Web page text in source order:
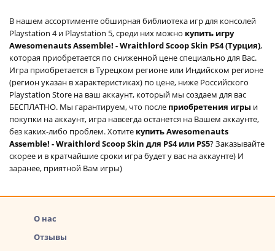
В нашем ассортименте обширная библиотека игр для консолей
Playstation 4 и Playstation 5, среди них можно купить игру
Awesomenauts Assemble! - Wraithlord Scoop Skin PS4 (Турция),
которая приобретается по сниженной цене специально для Вас.
Игра приобретается в Турецком регионе или Индийском регионе
(регион указан в характеристиках) по цене, ниже Российского
Playstation Store на ваш аккаунт, который мы создаем для вас
БЕСПЛАТНО. Мы гарантируем, что после приобретения игры и
покупки на аккаунт, игра навсегда останется на Вашем аккаунте,
без каких-либо проблем. Хотите купить Awesomenauts
Assemble! - Wraithlord Scoop Skin для PS4 или PS5? Заказывайте
скорее и в кратчайшие сроки игра будет у вас на аккаунте) И
заранее, приятной Вам игры)
О нас
Отзывы